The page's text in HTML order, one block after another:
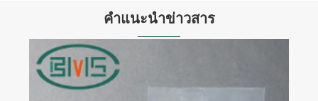
คำแนะนำข่าวสาร